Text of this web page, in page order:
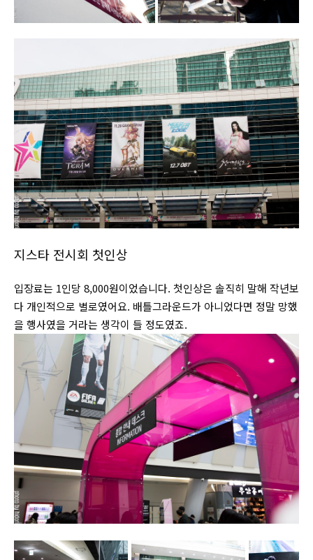
지스타 전시회 첫인상
입장료는 1인당 8,000원이었습니다. 첫인상은 솔직히 말해 작년보
다 개인적으로 별로였어요. 배틀그라운드가 아니었다면 정말 망했
을 행사였을 거라는 생각이 들 정도였죠.